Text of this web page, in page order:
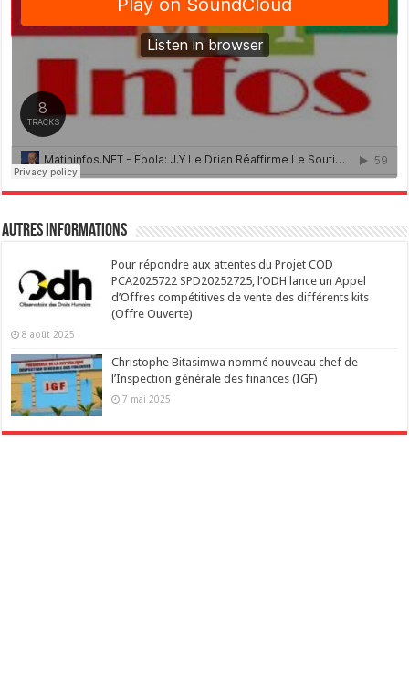
Autres Informations
Pour répondre aux attentes du Projet COD
PCA2025722 SPD20252725, l’ODH lance un Appel
d’Offres compétitives de vente des différents kits
(Offre Ouverte)
8 août 2025
Christophe Bitasimwa nommé nouveau chef de
l’Inspection générale des finances (IGF)
7 mai 2025